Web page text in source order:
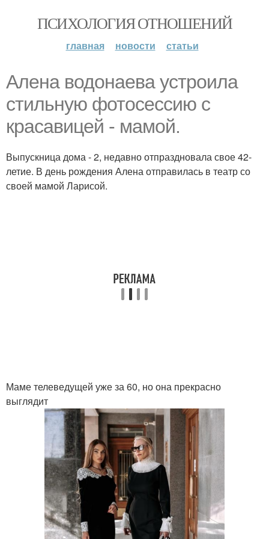
ПСИХОЛОГИЯ ОТНОШЕНИЙ
главная новости статьи
Алена водонаева устроила
стильную фотосессию с
красавицей - мамой.
Выпускница дома - 2, недавно отпраздновала свое 42-
летие. В день рождения Алена отправилась в театр со
своей мамой Ларисой.
Маме телеведущей уже за 60, но она прекрасно
выглядит